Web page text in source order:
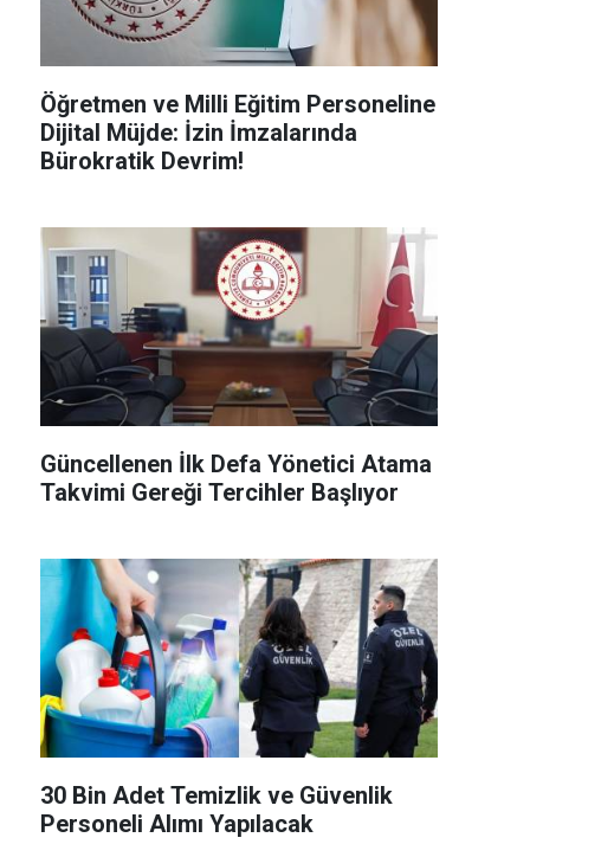
Öğretmen ve Milli Eğitim Personeline
Dijital Müjde: İzin İmzalarında
Bürokratik Devrim!
Güncellenen İlk Defa Yönetici Atama
Takvimi Gereği Tercihler Başlıyor
30 Bin Adet Temizlik ve Güvenlik
Personeli Alımı Yapılacak